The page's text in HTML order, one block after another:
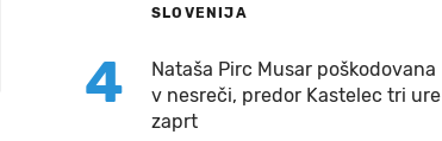
SLOVENIJA
4
Nataša Pirc Musar poškodovana
v nesreči, predor Kastelec tri ure
zaprt